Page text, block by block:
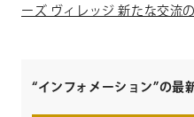
ーズ ヴィレッジ 新たな交流
“インフォメーション”の最